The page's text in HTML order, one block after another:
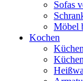
Sofas
Möbel
Kochen